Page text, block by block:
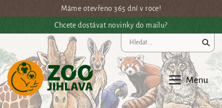
Přejít na hlavní obsahMáme otevřeno 365 dní v roce!
Chcete dostávat novinky do mailu?
Menu